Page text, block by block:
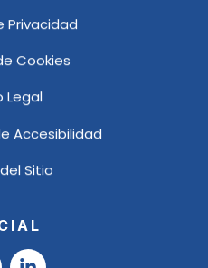
Privacidad
Cookies
Legal
Accesibilidad
Sitio
L